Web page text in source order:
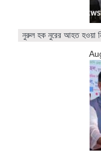
নুরুল হক নুরের আহত হওয়া